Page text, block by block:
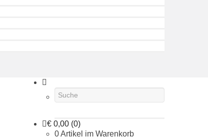
€ 0,00 (0)
0 Artikel im Warenkorb